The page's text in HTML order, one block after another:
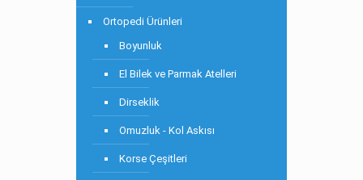
Ortopedi Ürünleri
Boyunluk
El Bilek ve Parmak Atelleri
Dirseklik
Omuzluk - Kol Askısı
Korse Çeşitleri